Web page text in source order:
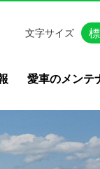
愛車のメンテ
文字サイズ